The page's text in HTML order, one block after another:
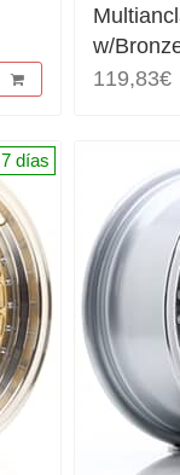
w/
119,83€
7 días